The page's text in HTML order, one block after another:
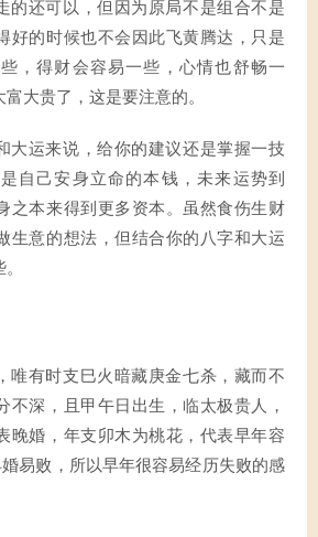
的还可以，但因为原局不是组合不是
好的时候也不会因此飞黄腾达，只是
，得财会容易一些，心情也舒畅一
大贵了，这是要注意的。
大运来说，给你的建议还是掌握一技
自己安身立命的本钱，未来运势到
之本来得到更多资本。虽然食伤生财
生意的想法，但结合你的八字和大运
唯有时支巳火暗藏庚金七杀，藏而不
不深，且甲午日出生，临太极贵人，
晚婚，年支卯木为桃花，代表早年容
婚易败，所以早年很容易经历失败的感